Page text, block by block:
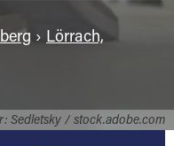
Sedletsky / stock.adobe.com
› Lörrach,